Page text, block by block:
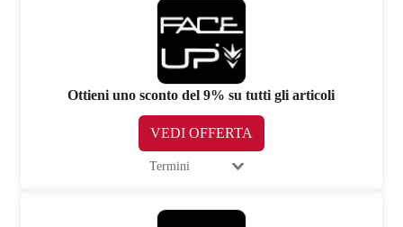
Ottieni uno sconto del 9% su tutti gli articoli
VEDI OFFERTA
Termini